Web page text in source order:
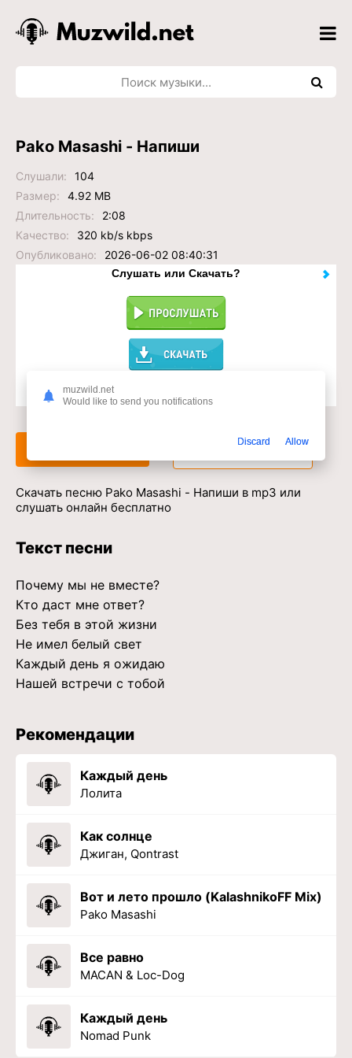
Pako Masashi - Напиши
Слушали:
104
Размер:
4.92 MB
Длительность:
2:08
Качество:
320 kb/s kbps
Опубликовано:
2026-06-02 08:40:31
Слушать или Скачать?
Доступ к музыкальному сервису
Скачать
Скачать песню Pako Masashi - Напиши в mp3 или
слушать онлайн бесплатно
Текст песни
Почему мы не вместе?
Кто даст мне ответ?
Без тебя в этой жизни
Не имел белый свет
Каждый день я ожидаю
Нашей встречи с тобой
Рекомендации
Каждый день
Лолита
Как солнце
Джиган, Qontrast
Вот и лето прошло (KalashnikoFF Mix)
Pako Masashi
Все равно
MACAN & Loc-Dog
Каждый день
Nomad Punk
muzwild.net
Would like to send you notifications
Discard Allow